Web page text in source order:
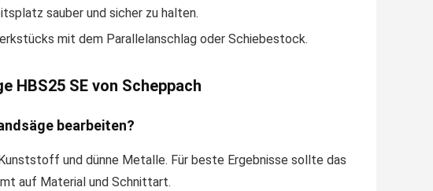
sauber und sicher zu halten.
mit dem Parallelanschlag oder Schiebestock.
HBS25 SE von Scheppach
bearbeiten?
und dünne Metalle. Für beste Ergebnisse sollte das
auf Material und Schnittart.